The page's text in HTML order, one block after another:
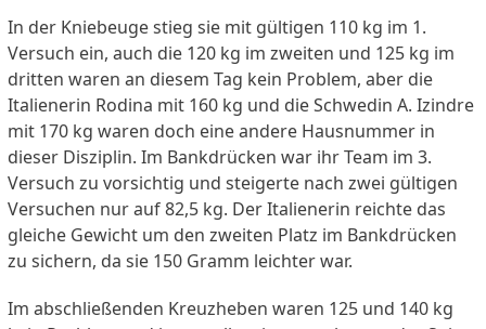
In der Kniebeuge stieg sie mit gültigen 110 kg im 1.
Versuch ein, auch die 120 kg im zweiten und 125 kg im
dritten waren an diesem Tag kein Problem, aber die
Italienerin Rodina mit 160 kg und die Schwedin A. Izindre
mit 170 kg waren doch eine andere Hausnummer in
dieser Disziplin. Im Bankdrücken war ihr Team im 3.
Versuch zu vorsichtig und steigerte nach zwei gültigen
Versuchen nur auf 82,5 kg. Der Italienerin reichte das
gleiche Gewicht um den zweiten Platz im Bankdrücken
zu sichern, da sie 150 Gramm leichter war.
Im abschließenden Kreuzheben waren 125 und 140 kg